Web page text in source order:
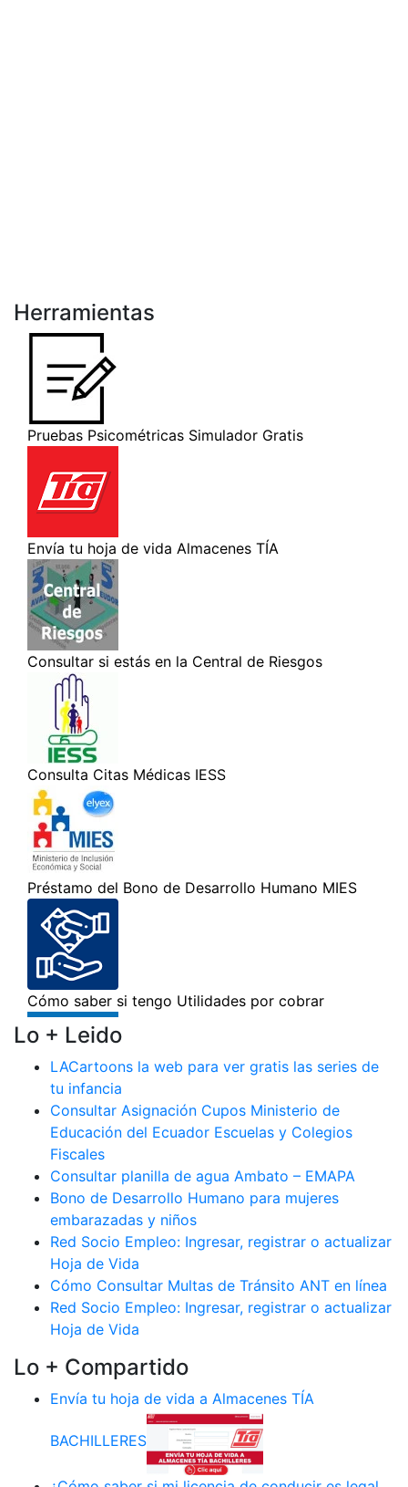
Herramientas
Lo + Leido
LACartoons la web para ver gratis las series de
tu infancia
Consultar Asignación Cupos Ministerio de
Educación del Ecuador Escuelas y Colegios
Fiscales
Consultar planilla de agua Ambato – EMAPA
Bono de Desarrollo Humano para mujeres
embarazadas y niños
Red Socio Empleo: Ingresar, registrar o actualizar
Hoja de Vida
Cómo Consultar Multas de Tránsito ANT en línea
Red Socio Empleo: Ingresar, registrar o actualizar
Hoja de Vida
Lo + Compartido
Envía tu hoja de vida a Almacenes TÍA
BACHILLERES